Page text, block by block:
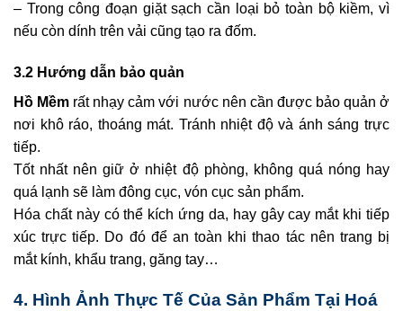
– Trong công đoạn giặt sạch cần loại bỏ toàn bộ kiềm, vì
nếu còn dính trên vải cũng tạo ra đốm.
3.2 Hướng dẫn bảo quản
Hồ Mềm rất nhạy cảm với nước nên cần được bảo quản ở
nơi khô ráo, thoáng mát. Tránh nhiệt độ và ánh sáng trực
tiếp.
Tốt nhất nên giữ ở nhiệt độ phòng, không quá nóng hay
quá lạnh sẽ làm đông cục, vón cục sản phẩm.
Hóa chất này có thể kích ứng da, hay gây cay mắt khi tiếp
xúc trực tiếp. Do đó để an toàn khi thao tác nên trang bị
mắt kính, khẩu trang, găng tay…
4. Hình Ảnh Thực Tế Của Sản Phẩm Tại Hoá